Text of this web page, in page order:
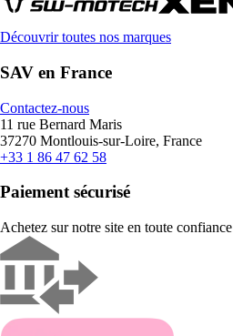
Découvrir toutes nos marques
SAV en France
Contactez-nous
11 rue Bernard Maris
37270 Montlouis-sur-Loire, France
+33 1 86 47 62 58
Paiement sécurisé
Achetez sur notre site en toute confiance